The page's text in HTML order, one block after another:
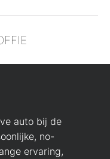
auto bij de
no-
ervaring,